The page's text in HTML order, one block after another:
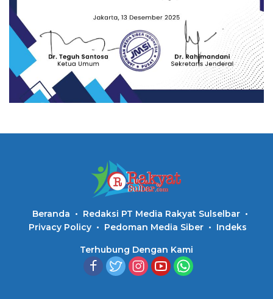
Beranda
Redaksi PT Media Rakyat Sulselbar
Privacy Policy
Pedoman Media Siber Indeks
Terhubung Dengan Kami